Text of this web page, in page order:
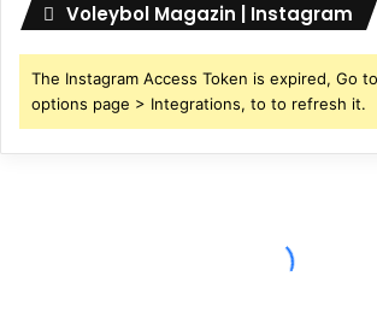
Voleybol Magazin | Instagram
The Instagram Access Token is expired, Go
options page > Integrations, to to refresh it.